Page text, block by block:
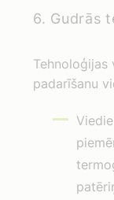
6. Gudrās
padarīšanu